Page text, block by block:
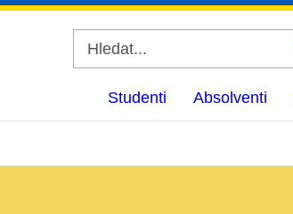
Studenti Absolventi